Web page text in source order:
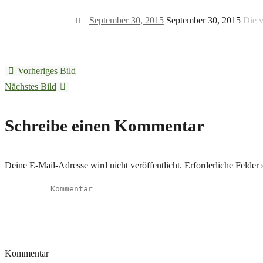
September 30, 2015 September 30, 2015 Die
Vorheriges Bild
Nächstes Bild
Schreibe einen Kommentar
Deine E-Mail-Adresse wird nicht veröffentlicht. Erforderliche Felder
Kommentar